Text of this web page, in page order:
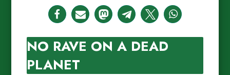
NO RAVE ON A DEAD
PLANET